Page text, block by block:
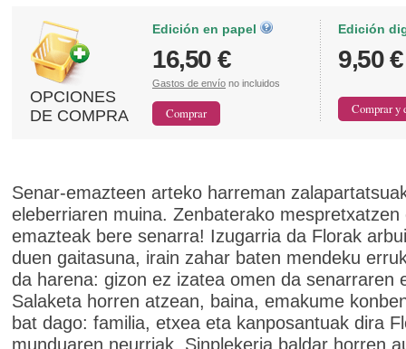
OPCIONES
DE COMPRA
Edición en papel
16,50 €
Gastos de envío no incluidos
Edición
9,50 €
Senar-emazteen arteko harreman
eleberriaren muina. Zenbaterako mespretxatzen
emazteak bere senarra! Izugarria da Florak
duen gaitasuna, irain zahar baten mendeku
da harena: gizon ez izatea omen da senarraren
Salaketa horren atzean, baina, emakume
bat dago: familia, etxea eta kanposantuak dira
munduaren neurriak. Sinplekeria baldar horren